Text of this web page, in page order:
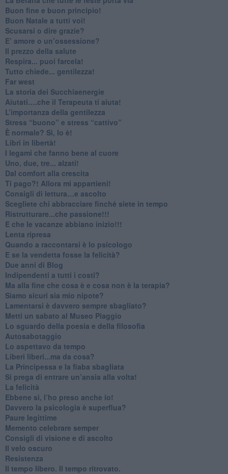
Buon fine e buon principio!
​Buon Natale a tutti voi!
​Scusarsi o dire grazie?
​E’ amore o un’ossessione?
​Il prezzo della salute
​Respira... puoi farcela!
​Tutto chiede... gentilezza!
​Far west
​La storia dei Succhiaenergie
​Aiutati….che il Terapeuta ti aiuta!
​L’importanza della gentilezza
​Stress “buono” e stress “cattivo”
​È normale? Sì, lo è!
​Libri in libertà!
​I legami che fanno bene al cuore
Uno, due, tre... alzati!​
​Dal comfort alla crescita
​Ti pago?! Allora mi appartieni!​
​Consigli di lettura…e ascolto
​Scegliete chi abbracciare finché siete in tempo
​Ristrutturare...che passione!!!
​E che le vacanze abbiano inizio!!!
​Lenta ripresa
​Quando a raccontarsi è lo psicologo
​E se la vendetta fosse la felicità?
​Due anni di Blog
​Indipendenti a tutti i costi?
​Ma alla fine che cosa è e cosa non è la terapia?
​Siamo sicuri sia mio nipote?
​Lamentarsi è davvero sempre sbagliato?
​Metti un sabato al Museo Piaggio
​Lo sguardo della poesia e della filosofia
Autosabotaggio
​Lo aspettavo da tempo
​Liberi liberi...ma da cosa?
​La Principessa e la fiaba sbagliata
Si prega di entrare un’ansia alla volta!
​La felicità
​Ebbene sì, l’ho preso anche io!
​Davvero la psicologia è superflua?
Paure legittime
​Memento celebrare semper
​Consigli di visione e di ascolto
​Il velo oscuro
Resistenza
​Il tempo libero. Il tempo ritrovato.